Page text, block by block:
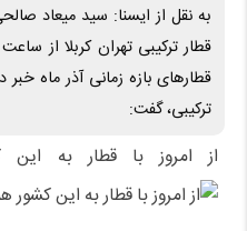
به نقل از ایسنا: سید میعاد
قطارهای بازه زمانی آذر ماه
ترکیبی، گفت:
از امروز با قطار به